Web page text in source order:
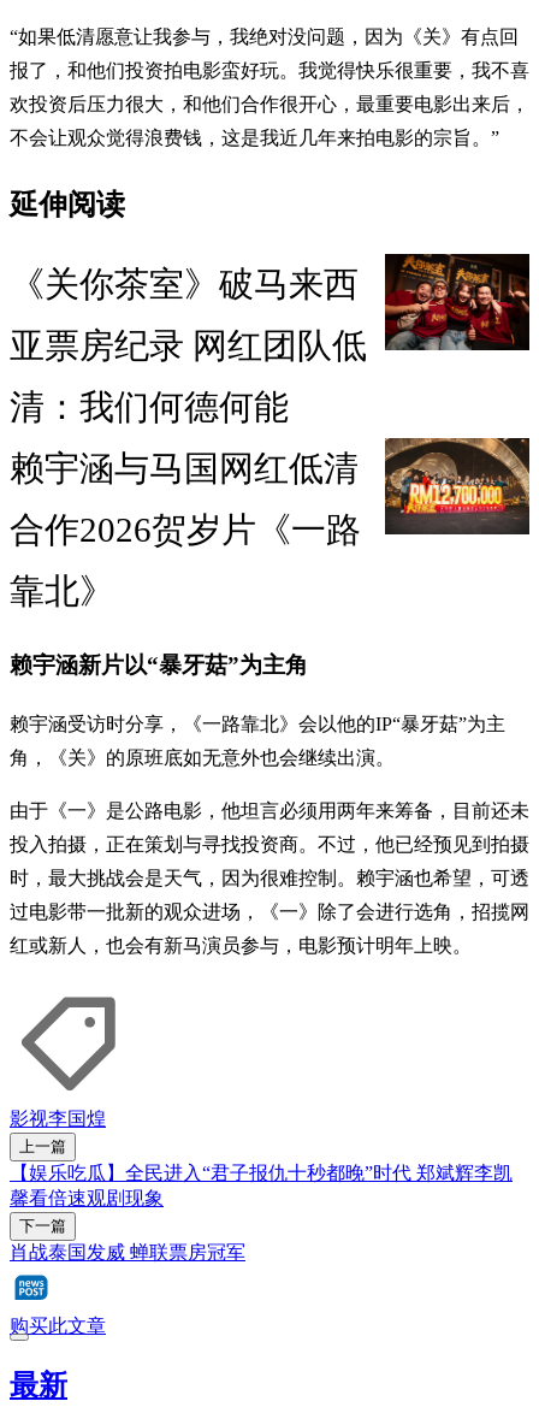
“如果低清愿意让我参与，我绝对没问题，因为《关》有点回
报了，和他们投资拍电影蛮好玩。我觉得快乐很重要，我不喜
欢投资后压力很大，和他们合作很开心，最重要电影出来后，
不会让观众觉得浪费钱，这是我近几年来拍电影的宗旨。”
延伸阅读
《关你茶室》破马来西
亚票房纪录 网红团队低
清：我们何德何能
赖宇涵与马国网红低清
合作2026贺岁片《一路
靠北》
赖宇涵新片以“暴牙菇”为主角
赖宇涵受访时分享，《一路靠北》会以他的IP“暴牙菇”为主
角，《关》的原班底如无意外也会继续出演。
由于《一》是公路电影，他坦言必须用两年来筹备，目前还未
投入拍摄，正在策划与寻找投资商。不过，他已经预见到拍摄
时，最大挑战会是天气，因为很难控制。赖宇涵也希望，可透
过电影带一批新的观众进场，《一》除了会进行选角，招揽网
红或新人，也会有新马演员参与，电影预计明年上映。
影视李国煌
上一篇
【娱乐吃瓜】全民进入“君子报仇十秒都晚”时代 郑斌辉李凯
馨看倍速观剧现象
下一篇
肖战泰国发威 蝉联票房冠军
购买此文章
最新